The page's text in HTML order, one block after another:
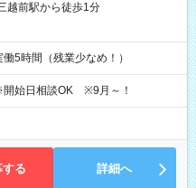
越前駅から徒歩1分
5時間（残業少なめ！）
始日相談OK ※9月～！
する 詳細へ